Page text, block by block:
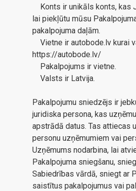
Konts ir unikāls konts, kas
lai piekļūtu mūsu
pakalpojuma daļām.
Vietne ir autobode.lv kurai
https://autobode.lv/
Pakalpojums ir vietne.
Valsts ir Latvija.
Pakalpojumu sniedzējs ir
juridiska persona, kas
apstrādā datus. Tas attiecas
personu uzņēmumiem vai
Uzņēmums nodarbina, lai
Pakalpojuma sniegšanu,
Sabiedrības vārdā, sniegt ar
saistītus pakalpojumus vai